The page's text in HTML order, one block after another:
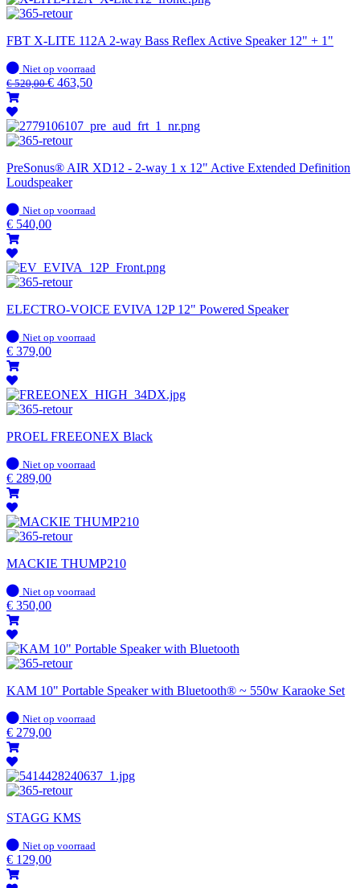
FBT X-LITE 112A 2-way Bass Reflex Active Speaker 12" + 1"
Op
voorraad
Niet op voorraad
€520,00€ 463,50
PreSonus® AIR XD12 - 2-way 1 x 12" Active Extended Definition
Loudspeaker
Op
voorraad
Niet op voorraad
€ 540,00
ELECTRO-VOICE EVIVA 12P 12" Powered Speaker
Op
voorraad
Niet op voorraad
€ 379,00
PROEL FREEONEX Black
Op
voorraad
Niet op voorraad
€ 289,00
MACKIE THUMP210
Op
voorraad
Niet op voorraad
€ 350,00
KAM 10" Portable Speaker with Bluetooth® ~ 550w Karaoke Set
Op
voorraad
Niet op voorraad
€ 279,00
STAGG KMS
Op
voorraad
Niet op voorraad
€ 129,00